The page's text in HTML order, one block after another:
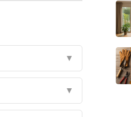
▼
▼